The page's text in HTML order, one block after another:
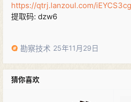
https://qtrj.lanzoul.com/
提取码: dzw6
勘察技术 25年11月29日
猜你喜欢